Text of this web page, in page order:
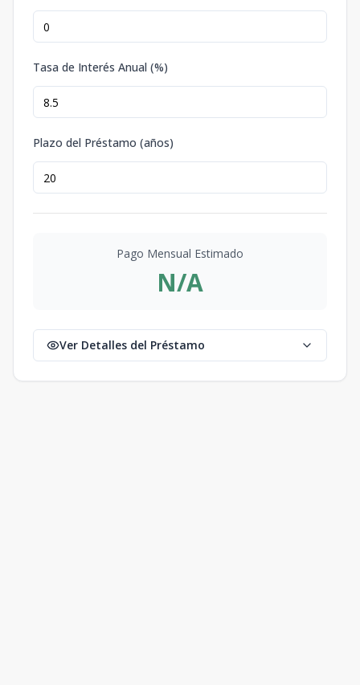
Tasa de Interés Anual (%)
Plazo del Préstamo (años)
Pago Mensual Estimado
N/A
Ver Detalles del Préstamo